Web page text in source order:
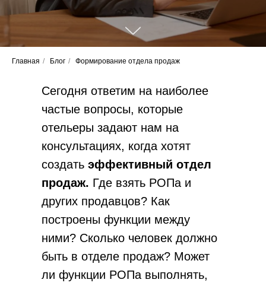
Главная / Блог / Формирование отдела продаж
Сегодня ответим на наиболее
частые вопросы, которые
отельеры задают нам на
консультациях, когда хотят
создать эффективный отдел
продаж. Где взять РОПа и
других продавцов? Как
построены функции между
ними? Сколько человек должно
быть в отделе продаж? Может
ли функции РОПа выполнять,